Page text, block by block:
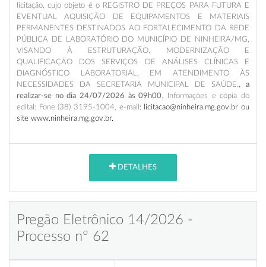
licitação, cujo objeto é o REGISTRO DE PREÇOS PARA FUTURA E
EVENTUAL AQUISIÇÃO DE EQUIPAMENTOS E MATERIAIS
PERMANENTES DESTINADOS AO FORTALECIMENTO DA REDE
PÚBLICA DE LABORATÓRIO DO MUNICÍPIO DE NINHEIRA/MG,
VISANDO À ESTRUTURAÇÃO, MODERNIZAÇÃO E
QUALIFICAÇÃO DOS SERVIÇOS DE ANÁLISES CLÍNICAS E
DIAGNÓSTICO LABORATORIAL, EM ATENDIMENTO ÀS
NECESSIDADES DA SECRETARIA MUNICIPAL DE SAÚDE. , a
realizar-se no dia 24/07/2026 às 09h00 . Informações e cópia do
edital: Fone (38) 3195-1004, e-mail: licitacao@ninheira.mg.gov.br ou
site www.ninheira.mg.gov.br.
DETALHES
Pregão Eletrônico 14/2026 -
Processo nº 62